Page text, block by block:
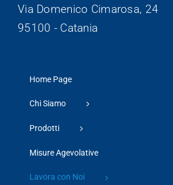
Via Domenico Cimarosa, 24
95100 - Catania
Home Page
Chi Siamo
Prodotti
Misure Agevolative
Lavora con Noi